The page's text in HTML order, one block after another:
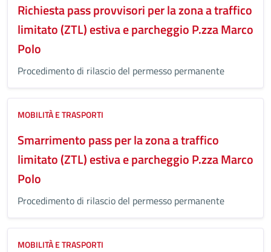
Richiesta pass provvisori per la zona a traffico
limitato (ZTL) estiva e parcheggio P.zza Marco
Polo
Procedimento di rilascio del permesso permanente
MOBILITÀ E TRASPORTI
Smarrimento pass per la zona a traffico
limitato (ZTL) estiva e parcheggio P.zza Marco
Polo
Procedimento di rilascio del permesso permanente
MOBILITÀ E TRASPORTI